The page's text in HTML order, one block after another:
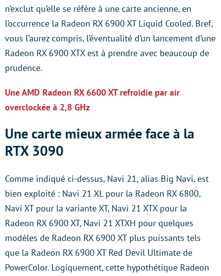
n’exclut qu’elle se réfère à une carte ancienne, en
l’occurrence la Radeon RX 6900 XT Liquid Cooled. Bref,
vous l’aurez compris, l’éventualité d’un lancement d’une
Radeon RX 6900 XTX est à prendre avec beaucoup de
prudence.
Une AMD Radeon RX 6600 XT refroidie par air
overclockée à 2,8 GHz
Une carte mieux armée face à la
RTX 3090
Comme indiqué ci-dessus, Navi 21, alias Big Navi, est
bien exploité : Navi 21 XL pour la Radeon RX 6800,
Navi XT pour la variante XT, Navi 21 XTX pour la
Radeon RX 6900 XT, Navi 21 XTXH pour quelques
modèles de Radeon RX 6900 XT plus puissants tels
que la Radeon RX 6900 XT Red Devil Ultimate de
PowerColor. Logiquement, cette hypothétique Radeon